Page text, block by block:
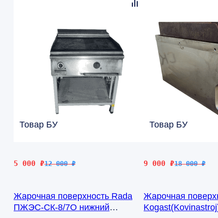
Товар БУ
12 000₽
Первоначальная
12
000 ₽.
5 000 ₽
Текущая
000 ₽.
Жарочная поверхность Rada
ПЖЭС-СК-8/7О нижний
Товар БУ
18 000₽
Первоначальная
18
000 ₽.
9 000₽
Текущая
000 ₽.
Жарочная